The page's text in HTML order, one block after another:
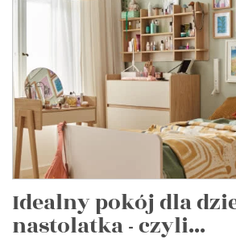
Idealny pokój dla
nastolatka - czyli...